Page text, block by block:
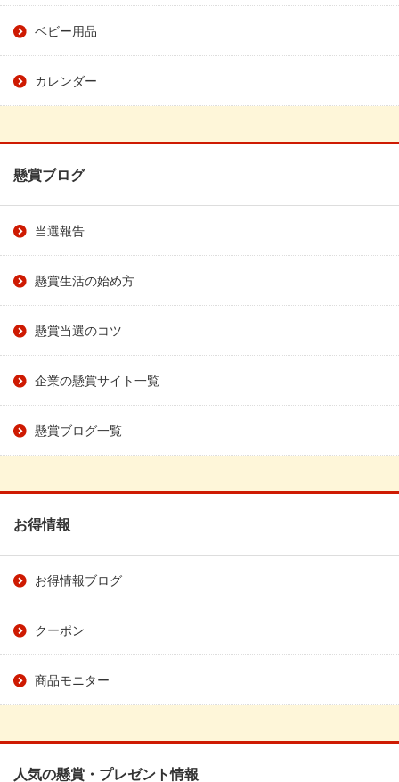
ベビー用品
カレンダー
懸賞ブログ
当選報告
懸賞生活の始め方
懸賞当選のコツ
企業の懸賞サイト一覧
懸賞ブログ一覧
お得情報
お得情報ブログ
クーポン
商品モニター
人気の懸賞・プレゼント情報